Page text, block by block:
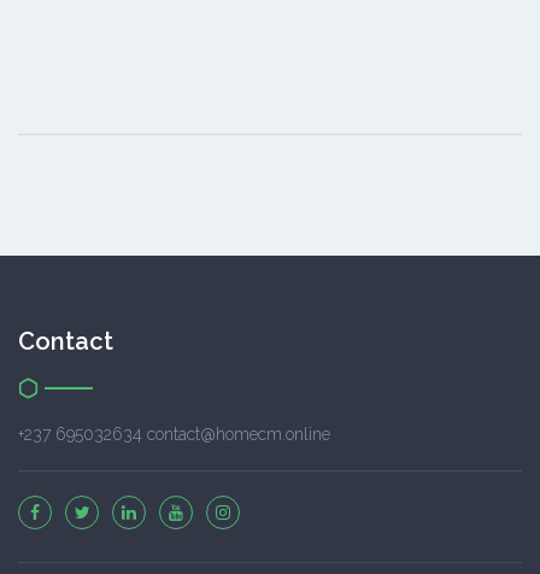
Contact
+237 695032634 contact@homecm.online